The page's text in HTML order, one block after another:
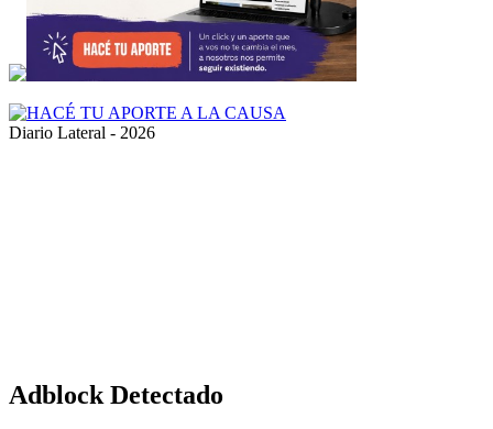
Diario Lateral - 2026
Adblock Detectado